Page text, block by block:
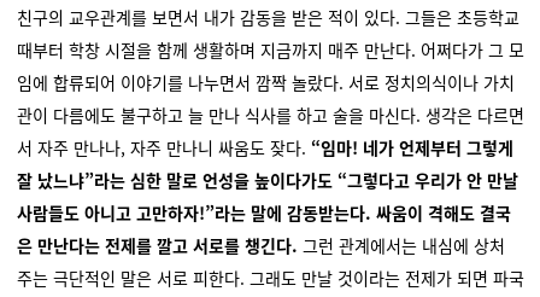
친구의 교우관계를 보면서 내가 감동을 받은 적이 있다. 그들은 초등학교
때부터 학창 시절을 함께 생활하며 지금까지 매주 만난다. 어쩌다가 그 모
임에 합류되어 이야기를 나누면서 깜짝 놀랐다. 서로 정치의식이나 가치
관이 다름에도 불구하고 늘 만나 식사를 하고 술을 마신다. 생각은 다르면
서 자주 만나나, 자주 만나니 싸움도 잦다. “임마! 네가 언제부터 그렇게
잘 났느냐”라는 심한 말로 언성을 높이다가도 “그렇다고 우리가 안 만날
사람들도 아니고 고만하자!”라는 말에 감동받는다. 싸움이 격해도 결국
은 만난다는 전제를 깔고 서로를 챙긴다. 그런 관계에서는 내심에 상처
주는 극단적인 말은 서로 피한다. 그래도 만날 것이라는 전제가 되면 파국